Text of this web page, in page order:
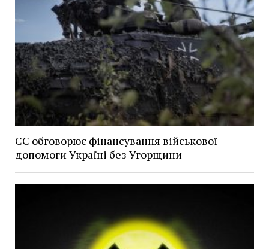
ЄС обговорює фінансування військової
допомоги Україні без Угорщини